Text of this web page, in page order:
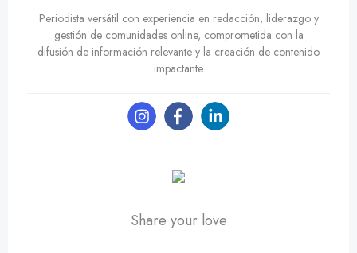
Periodista versátil con experiencia en redacción, liderazgo y
gestión de comunidades online, comprometida con la
difusión de información relevante y la creación de contenido
impactante
Share your love